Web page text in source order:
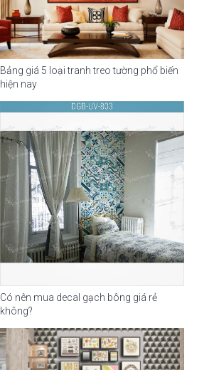
Bảng giá 5 loại tranh treo tường phổ biến
hiện nay
Có nên mua decal gạch bông giá rẻ
không?